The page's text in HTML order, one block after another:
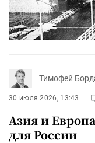
Тимофей
30 июля 2026, 13:43
Азия и
для России